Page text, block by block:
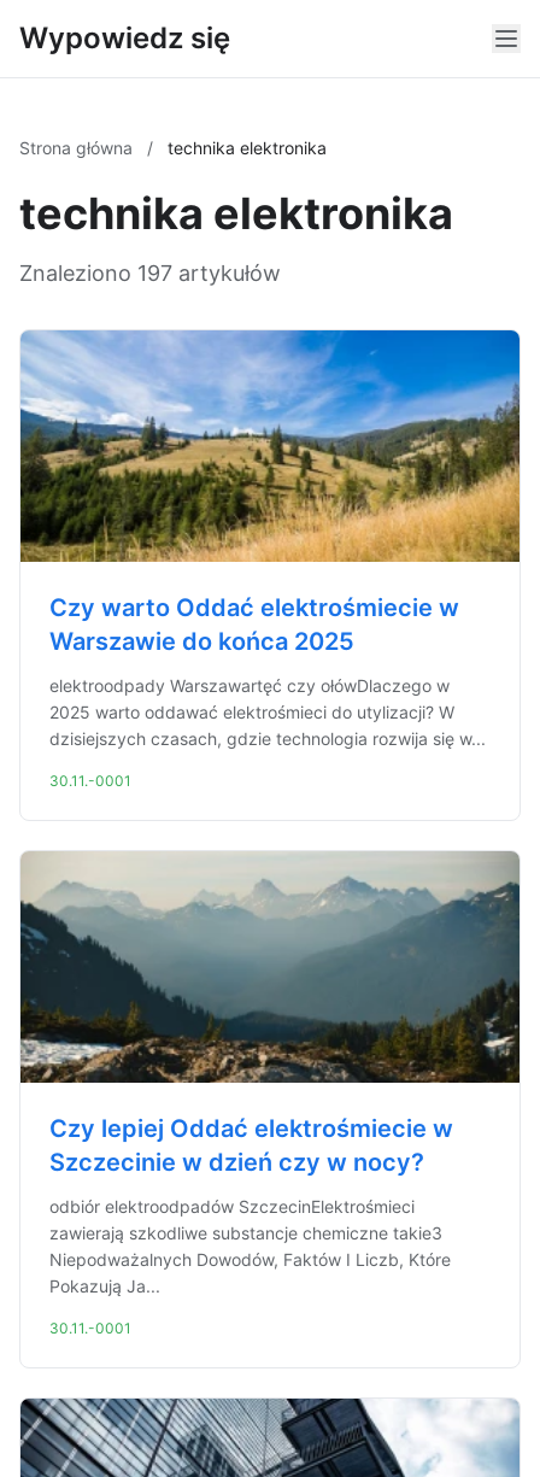
Wypowiedz się
Strona główna / technika elektronika
technika elektronika
Znaleziono 197 artykułów
Czy warto Oddać elektrośmiecie w
Warszawie do końca 2025
elektroodpady Warszawartęć czy ołówDlaczego w
2025 warto oddawać elektrośmieci do utylizacji? W
dzisiejszych czasach, gdzie technologia rozwija się w...
30.11.-0001
Czy lepiej Oddać elektrośmiecie w
Szczecinie w dzień czy w nocy?
odbiór elektroodpadów SzczecinElektrośmieci
zawierają szkodliwe substancje chemiczne takie3
Niepodważalnych Dowodów, Faktów I Liczb, Które
Pokazują Ja...
30.11.-0001